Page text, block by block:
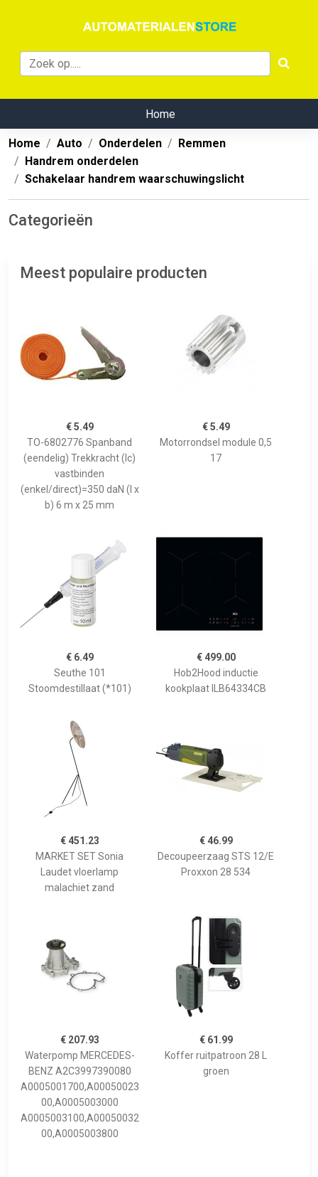
Home
Home Auto Onderdelen
Remmen
Handrem onderdelen
Schakelaar handrem waarschuwingslicht
Categorieën
Meest populaire producten
€ 5.49
TO-6802776 Spanband
(eendelig) Trekkracht (lc)
vastbinden
(enkel/direct)=350 daN (l x
b) 6 m x 25 mm
€ 5.49
Motorrondsel module 0,5
17
€ 6.49
Seuthe 101
Stoomdestillaat (*101)
€ 499.00
Hob2Hood inductie
kookplaat ILB64334CB
€ 451.23
MARKET SET Sonia
Laudet vloerlamp
malachiet zand
€ 46.99
Decoupeerzaag STS 12/E
Proxxon 28 534
€ 207.93
Waterpomp MERCEDES-
BENZ A2C3997390080
A0005001700,A00050023
00,A0005003000
A0005003100,A00050032
00,A0005003800
€ 61.99
Koffer ruitpatroon 28 L
groen